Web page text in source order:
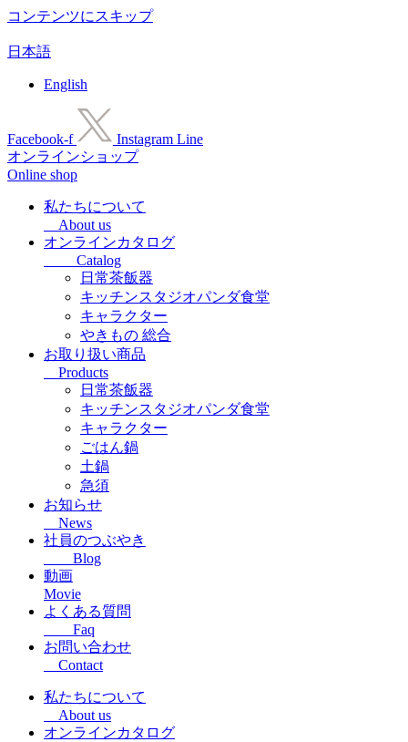
コンテンツにスキップ
日本語
English
Facebook-f Instagram Line
オンラインショップ
Online shop
私たちについて
About us
オンラインカタログ
Catalog
日常茶飯器
キッチンスタジオパンダ食堂
キャラクター
やきもの 総合
お取り扱い商品
Products
日常茶飯器
キッチンスタジオパンダ食堂
キャラクター
ごはん鍋
土鍋
急須
お知らせ
News
社員のつぶやき
Blog
動画
Movie
よくある質問
Faq
お問い合わせ
Contact
私たちについて
About us
オンラインカタログ